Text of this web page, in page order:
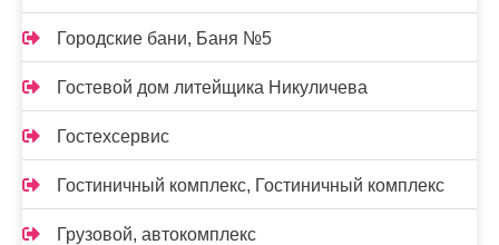
Городские бани, Баня №5
Гостевой дом литейщика Никуличева
Гостехсервис
Гостиничный комплекс, Гостиничный комплекс
Грузовой, автокомплекс